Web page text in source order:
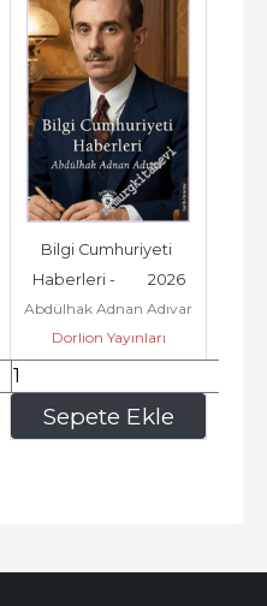
Sepete Ekle
Bilgi Cumhuriyeti
Haberleri -         2026
Abdülhak Adnan Adıvar
Dorlion Yayınları
256,75